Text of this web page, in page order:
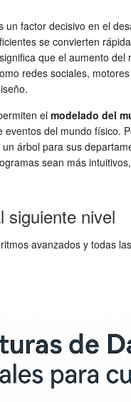
un factor decisivo en el
se convierten
que el aumento
redes sociales,
el modelado del
del mundo físico.
árbol para sus
sean más
siguiente nivel
avanzados y todas